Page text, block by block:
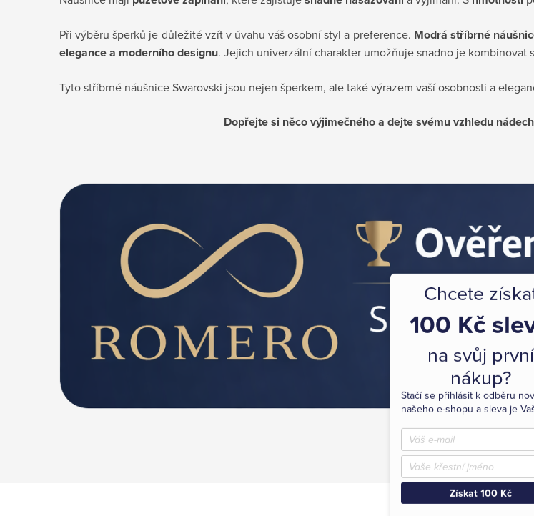
Při výběru šperků je důležité vzít v úvahu váš osobní styl a preference. Modrá stříbrné
elegance a moderního designu. Jejich univerzální charakter umožňuje snadno je kombinovat
Tyto stříbrné náušnice Swarovski jsou nejen šperkem, ale také výrazem vaší osobnosti a
Dopřejte si něco výjimečného a dejte svému vzhledu
Chcete
100 Kč
na svůj první
nákup?
Stačí se přihlásit k odběru
našeho e-shopu a sleva je
Získat 100 Kč